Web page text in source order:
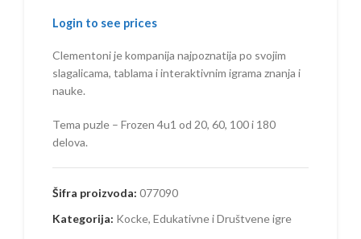
Login to see prices
Clementoni je kompanija najpoznatija po svojim
slagalicama, tablama i interaktivnim igrama znanja i
nauke.
Tema puzle – Frozen 4u1 od 20, 60, 100 i 180
delova.
Šifra proizvoda: 077090
Kategorija: Kocke, Edukativne i Društvene igre